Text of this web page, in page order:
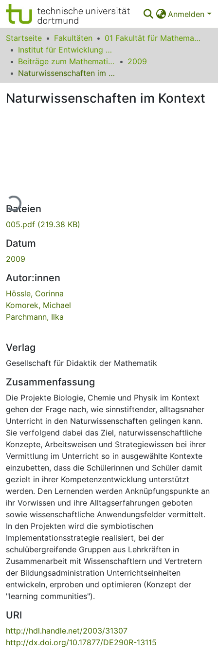
Anmelden
Bereiche & Sammlungen
Das gesamte Repositorium
Statistiken
FAQ
Startseite Fakultäten
01 Fakultät für Mathematik
Institut für Entwicklung und Erforschung des Mathematikunterrichts
Beiträge zum Mathematikunterricht
2009
Naturwissenschaften im Kontext
Naturwissenschaften im Kontext
Dateien
005.pdf (219.38 KB)
Datum
2009
Autor:innen
Hössle, Corinna
Komorek, Michael
Parchmann, Ilka
Verlag
Gesellschaft für Didaktik der Mathematik
Zusammenfassung
Die Projekte Biologie, Chemie und Physik im Kontext
gehen der Frage nach, wie sinnstiftender, alltagsnaher
Unterricht in den Naturwissenschaften gelingen kann.
Sie verfolgend dabei das Ziel, naturwissenschaftliche
Konzepte, Arbeitsweisen und Strategiewissen bei ihrer
Vermittlung im Unterricht so in ausgewählte Kontexte
einzubetten, dass die Schülerinnen und Schüler damit
gezielt in ihrer Kompetenzentwicklung unterstützt
werden. Den Lernenden werden Anknüpfungspunkte an
ihr Vorwissen und ihre Alltagserfahrungen geboten
sowie wissenschaftliche Anwendungsfelder vermittelt.
In den Projekten wird die symbiotischen
Implementationsstrategie realisiert, bei der
schulübergreifende Gruppen aus Lehrkräften in
Zusammenarbeit mit Wissenschaftlern und Vertretern
der Bildungsadministration Unterrichtseinheiten
entwickeln, erproben und optimieren (Konzept der
"learning communities").
URI
http://hdl.handle.net/2003/31307
http://dx.doi.org/10.17877/DE290R-13115